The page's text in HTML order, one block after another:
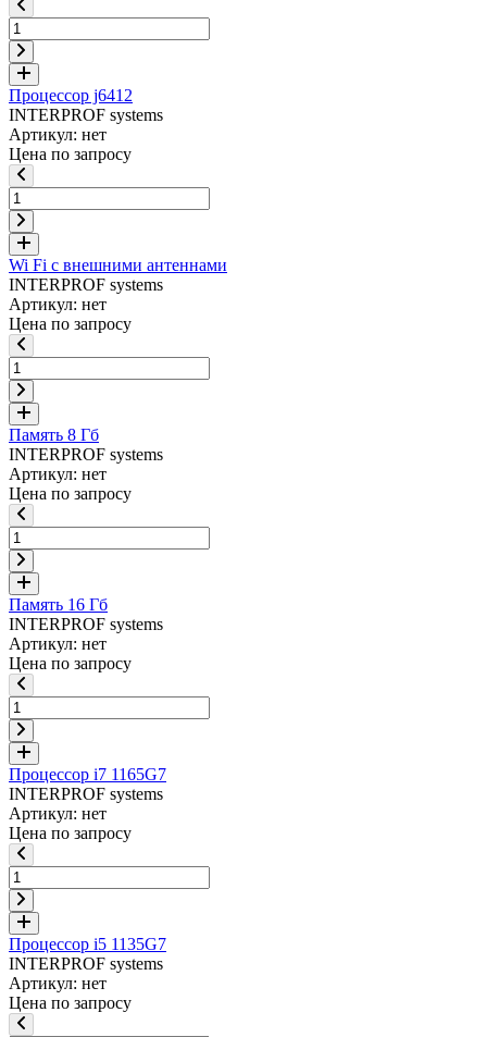
Процессор j6412
INTERPROF systems
Артикул: нет
Цена по запросу
Wi Fi с внешними антеннами
INTERPROF systems
Артикул: нет
Цена по запросу
Память 8 Гб
INTERPROF systems
Артикул: нет
Цена по запросу
Память 16 Гб
INTERPROF systems
Артикул: нет
Цена по запросу
Процессор i7 1165G7
INTERPROF systems
Артикул: нет
Цена по запросу
Процессор i5 1135G7
INTERPROF systems
Артикул: нет
Цена по запросу